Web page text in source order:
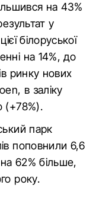
на 43%
у
білоруської
на 14%, до
ринку нових
в заліку
(+78%).
парк
поповнили 6,6
62% більше,
року.